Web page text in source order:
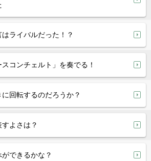
ライバルだった！？
コンチェルト」を奏でる！
回転するのだろうか？
すよさは？
できるかな？